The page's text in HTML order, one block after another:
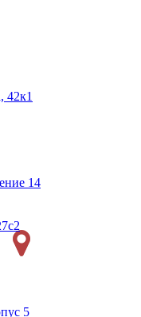
42к1
14
5